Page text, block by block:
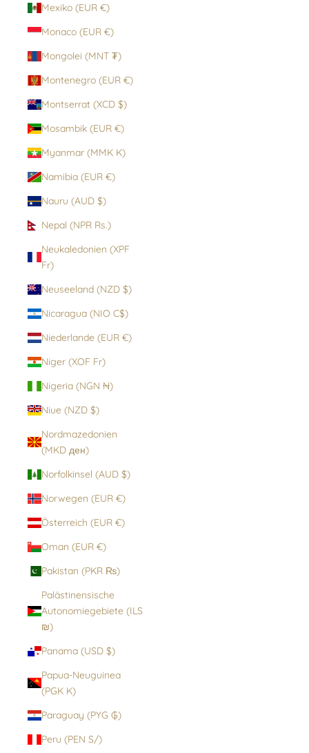
Mexiko (EUR €)
Monaco (EUR €)
Mongolei (MNT ₮)
Montenegro (EUR €)
Montserrat (XCD $)
Mosambik (EUR €)
Myanmar (MMK K)
Namibia (EUR €)
Nauru (AUD $)
Nepal (NPR Rs.)
Neukaledonien (XPF
Fr)
Neuseeland (NZD $)
Nicaragua (NIO C$)
Niederlande (EUR €)
Niger (XOF Fr)
Nigeria (NGN ₦)
Niue (NZD $)
Nordmazedonien
(MKD ден)
Norfolkinsel (AUD $)
Norwegen (EUR €)
Österreich (EUR €)
Oman (EUR €)
Pakistan (PKR ₨)
Palästinensische
Autonomiegebiete (ILS
₪)
Panama (USD $)
Papua-Neuguinea
(PGK K)
Paraguay (PYG ₲)
Peru (PEN S/)